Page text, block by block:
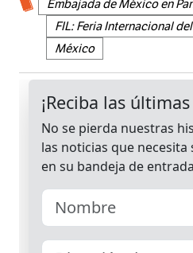
Embajada de México en
FIL: Feria Internacional
México